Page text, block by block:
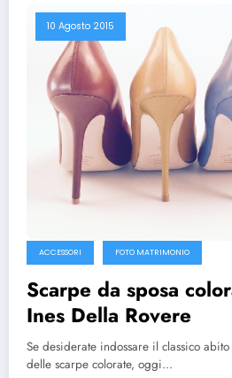
10 Agosto 2015
ACCESSORI FOTO MATRIMONIO
Scarpe da sposa
Ines Della Rovere
Se desiderate indossare il classico
delle scarpe colorate, oggi…